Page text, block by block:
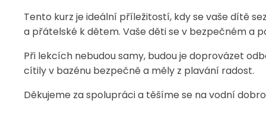
Tento kurz je ideální příležitostí, kdy se vaše dítě
a přátelské k dětem. Vaše děti se v bezpečném a
Při lekcích nebudou samy, budou je doprovázet
cítily v bazénu bezpečně a měly z plavání radost.
Děkujeme za spolupráci a těšíme se na vodní